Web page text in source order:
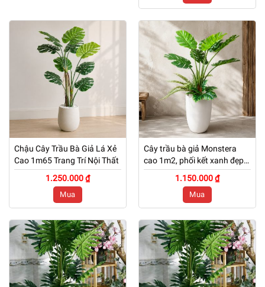
Chậu Cây Trầu Bà Giả Lá Xẻ
Cao 1m65 Trang Trí Nội Thất
1.250.000 ₫
Mua
Cây trầu bà giả Monstera
cao 1m2, phối kết xanh đẹp
tự nhiên
1.150.000 ₫
Mua